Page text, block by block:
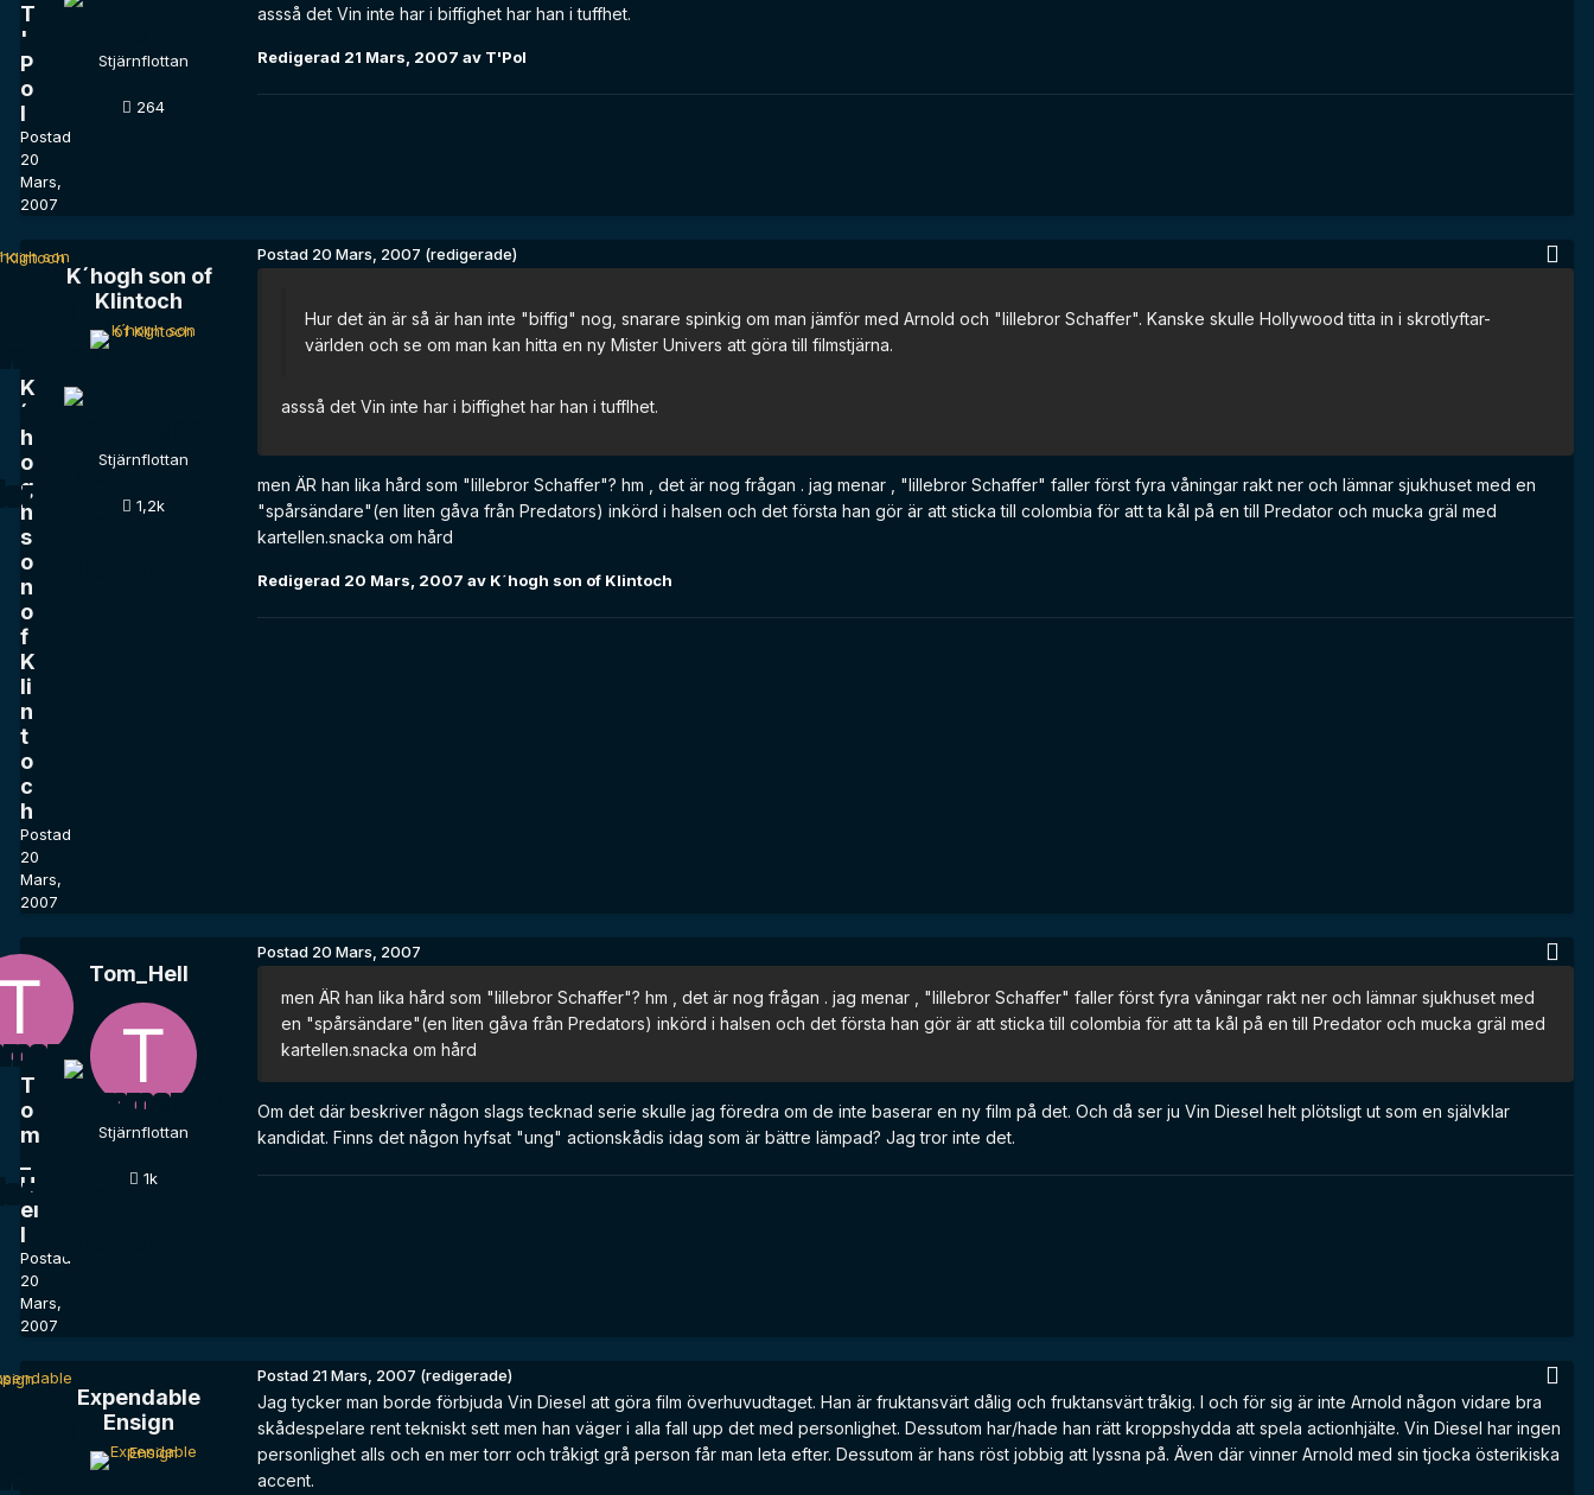
T
'
P
o
l
Postad
20
Mars,
2007
Stjärnflottan
264
assså det Vin inte har i biffighet har han i tuffhet.
Redigerad 21 Mars, 2007 av T'Pol
K
´
h
o
g
h
s
o
n
o
f
K
li
n
t
o
c
h
Postad
20
Mars,
2007
K´hogh son of
Klintoch
Stjärnflottan
1,2k
Postad 20 Mars, 2007 (redigerade)
Hur det än är så är han inte "biffig" nog, snarare spinkig om man jämför med Arnold och "lillebror Schaffer". Kanske skulle Hollywood titta in i skrotlyftar-
världen och se om man kan hitta en ny Mister Univers att göra till filmstjärna.
assså det Vin inte har i biffighet har han i tufflhet.
men ÄR han lika hård som "lillebror Schaffer"? hm , det är nog frågan . jag menar , "lillebror Schaffer" faller först fyra våningar rakt ner och lämnar sjukhuset med en
"spårsändare"(en liten gåva från Predators) inkörd i halsen och det första han gör är att sticka till colombia för att ta kål på en till Predator och mucka gräl med
kartellen.snacka om hård
Redigerad 20 Mars, 2007 av K´hogh son of Klintoch
T
o
m
H
el
l
Postad
20
Mars,
2007
Tom_Hell
Stjärnflottan
1k
Postad 20 Mars, 2007
men ÄR han lika hård som "lillebror Schaffer"? hm , det är nog frågan . jag menar , "lillebror Schaffer" faller först fyra våningar rakt ner och lämnar sjukhuset med
en "spårsändare"(en liten gåva från Predators) inkörd i halsen och det första han gör är att sticka till colombia för att ta kål på en till Predator och mucka gräl med
kartellen.snacka om hård
Om det där beskriver någon slags tecknad serie skulle jag föredra om de inte baserar en ny film på det. Och då ser ju Vin Diesel helt plötsligt ut som en självklar
kandidat. Finns det någon hyfsat "ung" actionskådis idag som är bättre lämpad? Jag tror inte det.
Expendable
Ensign
Postad 21 Mars, 2007 (redigerade)
Jag tycker man borde förbjuda Vin Diesel att göra film överhuvudtaget. Han är fruktansvärt dålig och fruktansvärt tråkig. I och för sig är inte Arnold någon vidare bra
skådespelare rent tekniskt sett men han väger i alla fall upp det med personlighet. Dessutom har/hade han rätt kroppshydda att spela actionhjälte. Vin Diesel har ingen
personlighet alls och en mer torr och tråkigt grå person får man leta efter. Dessutom är hans röst jobbig att lyssna på. Även där vinner Arnold med sin tjocka österikiska
accent.